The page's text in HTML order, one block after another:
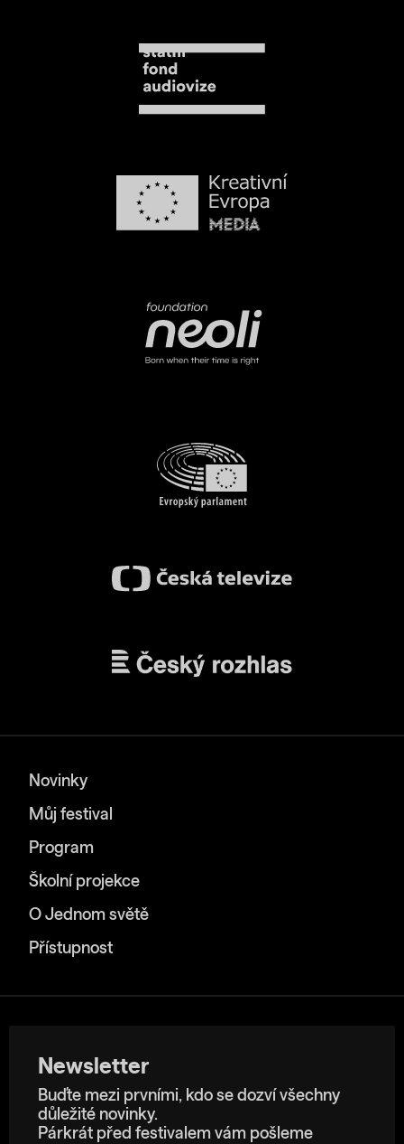
Novinky
Můj festival
Program
Školní projekce
O Jednom světě
Přístupnost
Newsletter
Buďte mezi prvními, kdo se dozví všechny
důležité novinky.
Párkrát před festivalem vám pošleme